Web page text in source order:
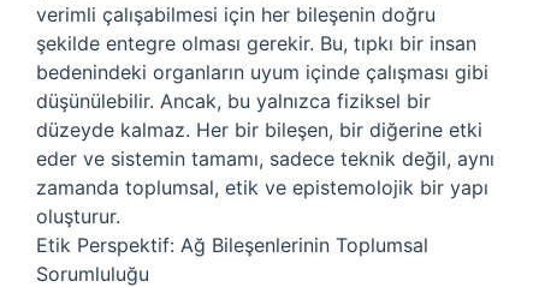
verimli çalışabilmesi için her bileşenin doğru
şekilde entegre olması gerekir. Bu, tıpkı bir insan
bedenindeki organların uyum içinde çalışması gibi
düşünülebilir. Ancak, bu yalnızca fiziksel bir
düzeyde kalmaz. Her bir bileşen, bir diğerine etki
eder ve sistemin tamamı, sadece teknik değil, aynı
zamanda toplumsal, etik ve epistemolojik bir yapı
oluşturur.
Etik Perspektif: Ağ Bileşenlerinin Toplumsal
Sorumluluğu